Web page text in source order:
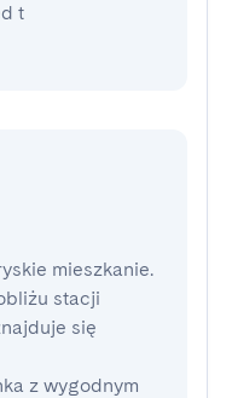
t
mieszkanie.
stacji
się
z wygodnym